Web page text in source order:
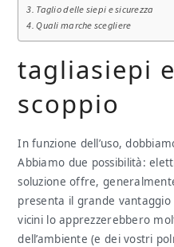
Taglio delle siepi e sicurezza
Quali marche scegliere
tagliasiepi
scoppio
In funzione dell’uso,
Abbiamo due possibilità:
soluzione offre,
presenta il grande vantaggio
vicini lo apprezzerebbero
dell’ambiente (e dei vostri